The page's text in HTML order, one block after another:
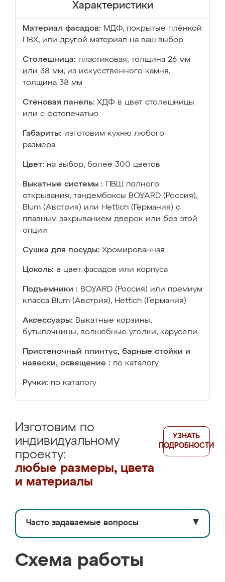
Характеристики
Материал фасадов: МДФ, покрытые плёнкой
ПВХ, или другой материал на ваш выбор
Столешница: пластиковая, толщина 26 мм
или 38 мм; из искусственного камня,
толщина 38 мм
Стеновая панель: ХДФ в цвет столешницы
или с фотопечатью
Габариты: изготовим кухню любого
размера
Цвет: на выбор, более 300 цветов
Выкатные системы :
ПВШ полного
открывания, тандембоксы BOYARD (Россия),
Blum (Австрия) или Hettich (Германия) с
плавным закрыванием дверок или без этой
опции
Сушка для посуды: Хромированная
Цоколь: в цвет фасадов или корпуса
Подъемники : BOYARD (Россия) или премиум
класса Blum (Австрия), Hettich (Германия)
Аксессуары: Выкатные корзины,
бутылочницы, волшебные уголки, карусели
Пристеночный плинтус, барные стойки и
навески, освещение : по каталогу
Ручки: по каталогу
Изготовим по
индивидуальному
проекту:
любые размеры, цвета
и материалы
УЗНАТЬ
ПОДРОБНОСТИ
Часто задаваемые вопросы ▼
Схема работы